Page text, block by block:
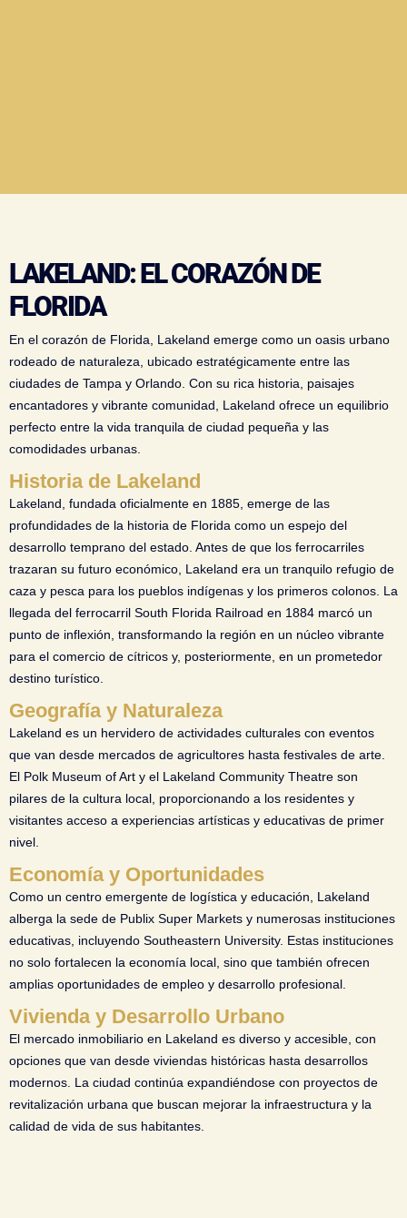
LAKELAND: EL CORAZÓN DE
FLORIDA
En el corazón de Florida, Lakeland emerge como un oasis urbano
rodeado de naturaleza, ubicado estratégicamente entre las
ciudades de Tampa y Orlando. Con su rica historia, paisajes
encantadores y vibrante comunidad, Lakeland ofrece un equilibrio
perfecto entre la vida tranquila de ciudad pequeña y las
comodidades urbanas.
Historia de Lakeland
Lakeland, fundada oficialmente en 1885, emerge de las
profundidades de la historia de Florida como un espejo del
desarrollo temprano del estado. Antes de que los ferrocarriles
trazaran su futuro económico, Lakeland era un tranquilo refugio de
caza y pesca para los pueblos indígenas y los primeros colonos. La
llegada del ferrocarril South Florida Railroad en 1884 marcó un
punto de inflexión, transformando la región en un núcleo vibrante
para el comercio de cítricos y, posteriormente, en un prometedor
destino turístico.
Geografía y Naturaleza
Lakeland es un hervidero de actividades culturales con eventos
que van desde mercados de agricultores hasta festivales de arte.
El Polk Museum of Art y el Lakeland Community Theatre son
pilares de la cultura local, proporcionando a los residentes y
visitantes acceso a experiencias artísticas y educativas de primer
nivel.
Economía y Oportunidades
Como un centro emergente de logística y educación, Lakeland
alberga la sede de Publix Super Markets y numerosas instituciones
educativas, incluyendo Southeastern University. Estas instituciones
no solo fortalecen la economía local, sino que también ofrecen
amplias oportunidades de empleo y desarrollo profesional.
Vivienda y Desarrollo Urbano
El mercado inmobiliario en Lakeland es diverso y accesible, con
opciones que van desde viviendas históricas hasta desarrollos
modernos. La ciudad continúa expandiéndose con proyectos de
revitalización urbana que buscan mejorar la infraestructura y la
calidad de vida de sus habitantes.